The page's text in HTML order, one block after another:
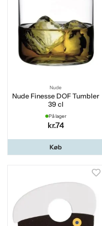
Nude
Nude Finesse DOF Tumbler
39 cl
På lager
kr.74
Køb